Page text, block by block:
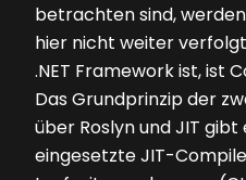
betrachten sind,
hier nicht weiter
.NET Framework ist, ist
Das Grundprinzip der
über Roslyn und JIT gibt
eingesetzte JIT-